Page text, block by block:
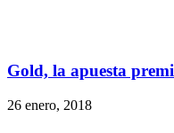
Gold, la apuesta
26 enero, 2018